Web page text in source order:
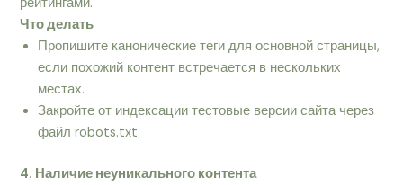
Что делать
Пропишите канонические теги для основной страницы,
если похожий контент встречается в нескольких
местах.
Закройте от индексации тестовые версии сайта через
файл robots.txt.
4. Наличие неуникального контента